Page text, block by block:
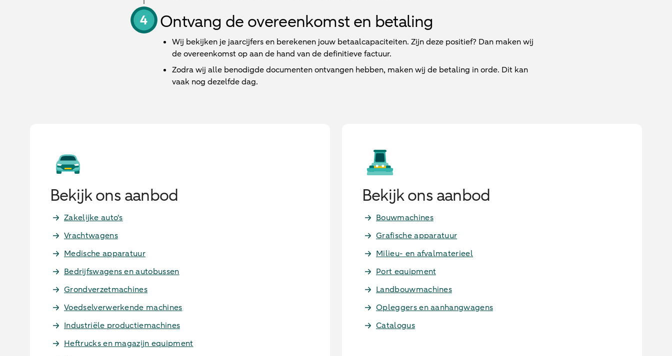
Ontvang de overeenkomst en betaling
Wij bekijken je jaarcijfers en berekenen jouw betaalcapaciteiten. Zijn deze positief? Dan maken wij
de overeenkomst op aan de hand van de definitieve factuur.
Zodra wij alle benodigde documenten ontvangen hebben, maken wij de betaling in orde. Dit kan
vaak nog dezelfde dag.
Bekijk ons aanbod
Zakelijke auto's
Vrachtwagens
Medische apparatuur
Bedrijfswagens en autobussen
Grondverzetmachines
Voedselverwerkende machines
Industriële productiemachines
Heftrucks en magazijn equipment
Bekijk ons aanbod
Bouwmachines
Grafische apparatuur
Milieu- en afvalmaterieel
Port equipment
Landbouwmachines
Opleggers en aanhangwagens
Catalogus